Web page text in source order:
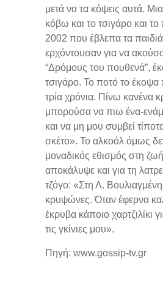
μετά να τα κόψεις αυτά.
κόβω και το τσιγάρο και
2002 που έβλεπα τα
ερχόντουσαν για να
“Δρόμους του πουθενά”,
τσιγάρο. Το ποτό το
τρία χρόνια. Πίνω κανένα
μπορούσα να πιω ένα-
και να μη μου συμβεί
σκέτο». Το αλκοόλ όμως
μοναδικός εθισμός στη
αποκάλυψε και για τη
τζόγο: «Στη Λ.
κρυψώνες. Όταν έφερνα
έκρυβα κάποιο χαρτζιλίκι
τις γκίνιες μου».
Πηγή: www.gossip-tv.gr